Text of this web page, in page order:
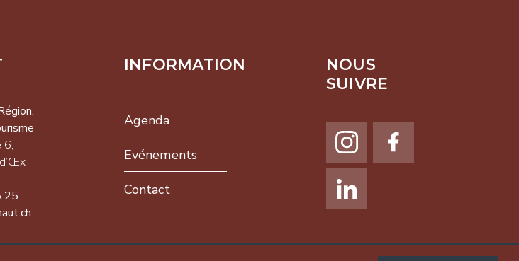
NEWSLETTER NOUS SUIVRE
6,
25
INFORMATION
Agenda
Evénements
Contact
NOUS
SUIVRE